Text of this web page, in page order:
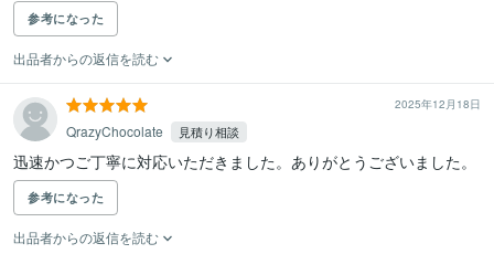
参考になった
出品者からの返信を読む
2025年12月18日
QrazyChocolate 見積り相談
迅速かつご丁寧に対応いただきました。ありがとうございました。
参考になった
出品者からの返信を読む